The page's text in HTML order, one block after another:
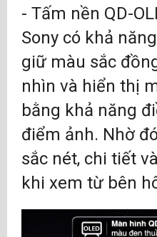
- Tấm nền QD-
Sony có khả
giữ màu sắc
nhìn và hiển thị
bằng khả năng
điểm ảnh. Nhờ
sắc nét, chi tiết
khi xem từ bên